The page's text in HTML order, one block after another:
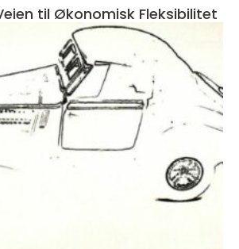
til Økonomisk Fleksibilitet